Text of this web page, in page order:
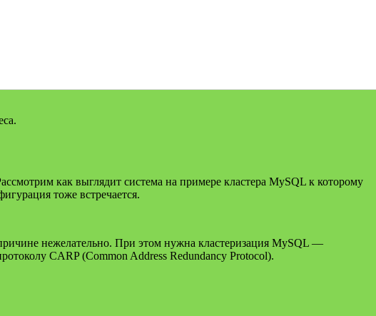
как выглядит система на примере кластера MySQL к которому
тоже встречается.
нежелательно. При этом нужна кластеризация MySQL —
CARP (Common Address Redundancy Protocol).